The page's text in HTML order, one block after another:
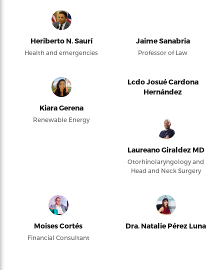
Heriberto N. Saurí
Health and emergencies
Jaime Sanabria
Professor of Law
Kiara Gerena
Renewable Energy
Lcdo Josué Cardona
Hernández
Laureano Giraldez MD
Otorhinolaryngology and
Head and Neck Surgery
Moises Cortés
Financial Consultant
Dra. Natalie Pérez Luna